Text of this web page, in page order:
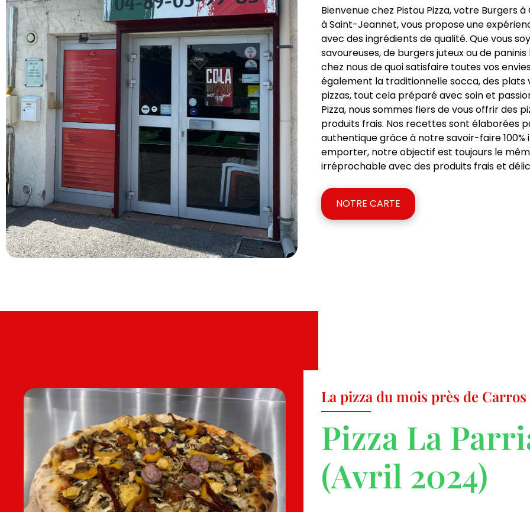
Bienvenue chez Pistou Pizza, votre Burgers
à Saint-Jeannet, vous propose une
avec des ingrédients de qualité. Que vous
savoureuses, de burgers juteux ou de
chez nous de quoi satisfaire toutes vos
également la traditionnelle socca, des plats
pizzas, tout cela préparé avec soin et
Pizza, nous sommes fiers de vous offrir des
produits frais. Nos recettes sont élaborées
authentique grâce à notre savoir-faire 100%
emporter, notre objectif est toujours le
irréprochable avec des produits frais et
NOTRE CARTE
La pizza du mois près de Carros
Pizza La
(Avril 2024)